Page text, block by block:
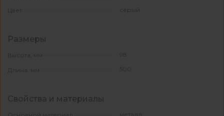
Цвет серый
Размеры
Высота, мм 98
Длина, мм 500
Свойства и материалы
металл